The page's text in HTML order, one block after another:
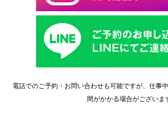
電話でのご予約・お問い合わせも可能ですが、仕事
間がかかる場合がございま